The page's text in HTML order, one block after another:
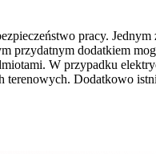
pracy. Jednym
przydatnym dodatkiem
W przypadku
terenowych. Dodatkowo